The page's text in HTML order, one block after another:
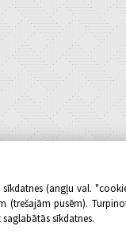
(angļu val.
(trešajām pusēm).
sīkdatnes.